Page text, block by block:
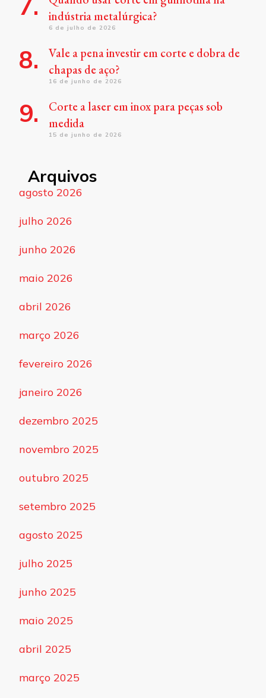
indústria metalúrgica?
6 de julho de 2026
Vale a pena investir em corte e dobra de
chapas de aço?
16 de junho de 2026
Corte a laser em inox para peças sob
medida
15 de junho de 2026
Arquivos
agosto 2026
julho 2026
junho 2026
maio 2026
abril 2026
março 2026
fevereiro 2026
janeiro 2026
dezembro 2025
novembro 2025
outubro 2025
setembro 2025
agosto 2025
julho 2025
junho 2025
maio 2025
abril 2025
março 2025